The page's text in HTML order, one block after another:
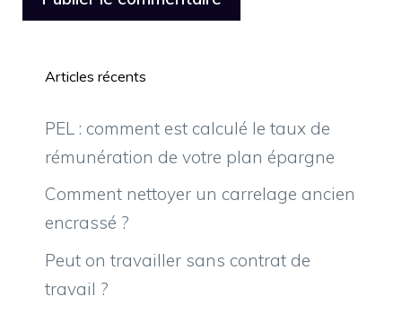
Articles récents
PEL : comment est calculé le taux de
rémunération de votre plan épargne
Comment nettoyer un carrelage ancien
encrassé ?
Peut on travailler sans contrat de
travail ?